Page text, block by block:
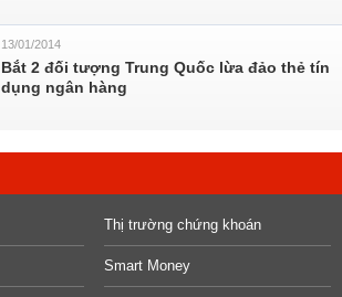
13/01/2014
Bắt 2 đối tượng Trung Quốc lừa đảo thẻ tín
dụng ngân hàng
Thị trường chứng khoán
Smart Money